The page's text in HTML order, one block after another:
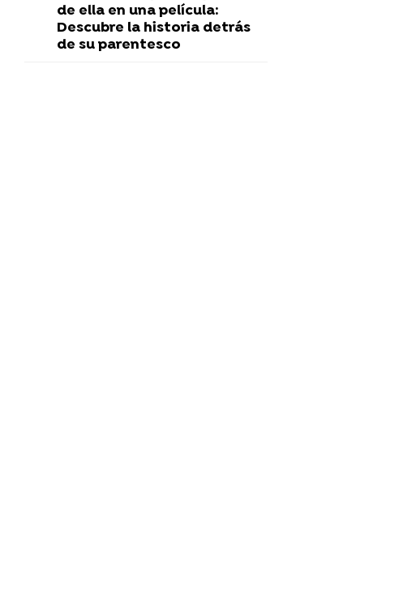
de ella en una película:
Descubre la historia detrás
de su parentesco